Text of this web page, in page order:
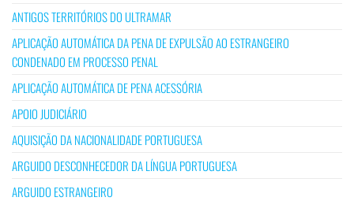
ANTIGOS TERRITÓRIOS DO ULTRAMAR
APLICAÇÃO AUTOMÁTICA DA PENA DE EXPULSÃO AO ESTRANGEIRO
CONDENADO EM PROCESSO PENAL
APLICAÇÃO AUTOMÁTICA DE PENA ACESSÓRIA
APOIO JUDICIÁRIO
AQUISIÇÃO DA NACIONALIDADE PORTUGUESA
ARGUIDO DESCONHECEDOR DA LÍNGUA PORTUGUESA
ARGUIDO ESTRANGEIRO